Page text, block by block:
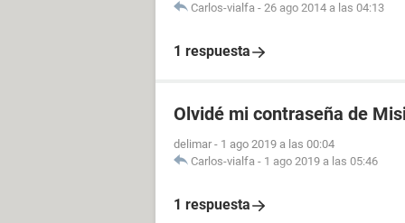
Carlos-vialfa - 26 ago 2014 a las 04:13
1 respuesta
Olvidé mi contraseña de
delimar - 1 ago 2019 a las 00:04
Carlos-vialfa - 1 ago 2019 a las 05:46
1 respuesta